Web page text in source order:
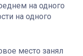
на одного
на одного
место занял